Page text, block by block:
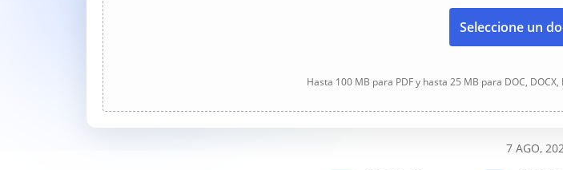
Seleccione un
Hasta 100 MB para PDF y hasta 25 MB para DOC, DOCX,
7 AGO,